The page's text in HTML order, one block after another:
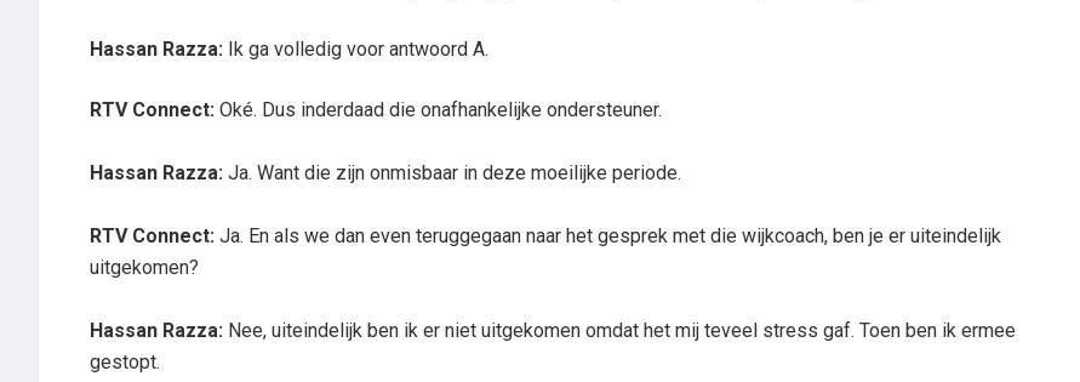
Hassan Razza: Ik ga volledig voor antwoord A.
RTV Connect: Oké. Dus inderdaad die onafhankelijke ondersteuner.
Hassan Razza: Ja. Want die zijn onmisbaar in deze moeilijke periode.
RTV Connect: Ja. En als we dan even teruggegaan naar het gesprek met die wijkcoach, ben je er uiteindelijk
uitgekomen?
Hassan Razza: Nee, uiteindelijk ben ik er niet uitgekomen omdat het mij teveel stress gaf. Toen ben ik ermee
gestopt.